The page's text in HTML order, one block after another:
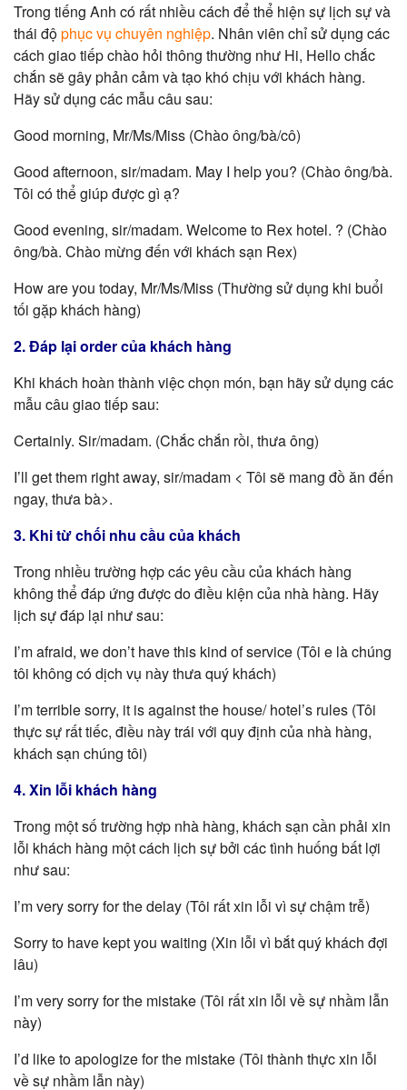
Trong tiếng Anh có rất nhiều cách để thể hiện sự lịch sự và
thái độphục vụ chuyên nghiệp. Nhân viên chỉ sử dụng các
cách giao tiếp chào hỏi thông thường như Hi, Hello chắc
chắn sẽ gây phản cảm và tạo khó chịu với khách hàng.
Hãy sử dụng các mẫu câu sau:
Good morning, Mr/Ms/Miss (Chào ông/bà/cô)
Good afternoon, sir/madam. May I help you? (Chào ông/bà.
Tôi có thể giúp được gì ạ?
Good evening, sir/madam. Welcome to Rex hotel. ? (Chào
ông/bà. Chào mừng đến với khách sạn Rex)
How are you today, Mr/Ms/Miss (Thường sử dụng khi buổi
tối gặp khách hàng)
2. Đáp lại order của khách hàng
Khi khách hoàn thành việc chọn món, bạn hãy sử dụng các
mẫu câu giao tiếp sau:
Certainly. Sir/madam. (Chắc chắn rồi, thưa ông)
I’ll get them right away, sir/madam < Tôi sẽ mang đồ ăn đến
ngay, thưa bà>.
3. Khi từ chối nhu cầu của khách
Trong nhiều trường hợp các yêu cầu của khách hàng
không thể đáp ứng được do điều kiện của nhà hàng. Hãy
lịch sự đáp lại như sau:
I’m afraid, we don’t have this kind of service (Tôi e là chúng
tôi không có dịch vụ này thưa quý khách)
I’m terrible sorry, it is against the house/ hotel’s rules (Tôi
thực sự rất tiếc, điều này trái với quy định của nhà hàng,
khách sạn chúng tôi)
4. Xin lỗi khách hàng
Trong một số trường hợp nhà hàng, khách sạn cần phải xin
lỗi khách hàng một cách lịch sự bởi các tình huống bất lợi
như sau:
I’m very sorry for the delay (Tôi rất xin lỗi vì sự chậm trễ)
Sorry to have kept you waiting (Xin lỗi vì bắt quý khách đợi
lâu)
I’m very sorry for the mistake (Tôi rất xin lỗi về sự nhầm lẫn
này)
I’d like to apologize for the mistake (Tôi thành thực xin lỗi
về sự nhầm lẫn này)